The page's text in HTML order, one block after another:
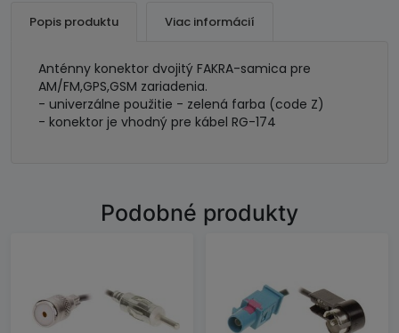
Popis produktu Viac informácií
Anténny konektor dvojitý FAKRA-samica pre
AM/FM,GPS,GSM zariadenia.
- univerzálne použitie - zelená farba (code Z)
- konektor je vhodný pre kábel RG-174
Podobné produkty